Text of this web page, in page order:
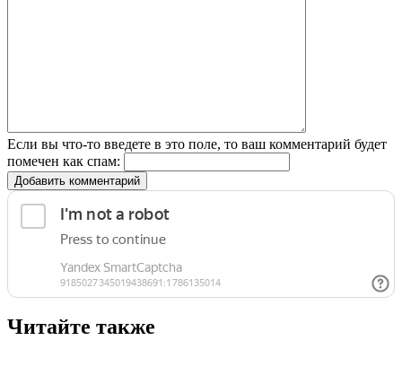
Если вы что-то введете в это поле, то ваш комментарий будет
помечен как спам:
Добавить комментарий
Читайте также